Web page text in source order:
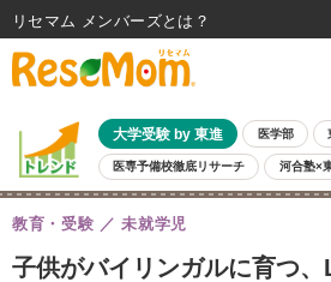
大学受験 by 東進 医学部
医専予備校徹底リサーチ 河合塾×
親子で考える大学選び 高校受験 中学受験
共通テスト 夏休み
8月開催イベント・WS 全国公立高校 過去問
子供がバイリンガルに育つ
教育・受験 未就学児
リセマム メンバーズ